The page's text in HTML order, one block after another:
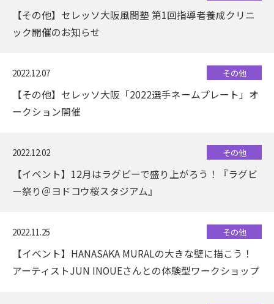
【その他】セレッソ大阪風間塾 第1回指導者養成クリニ
ック開催のお知らせ
2022.12.07 その他
【その他】セレッソ大阪「2022選手ネームプレート」オ
ークション開催
2022.12.02 その他
【イベント】12月はラグビーで盛り上がろう！『ラグビ
ー祭り＠ヨドコウ桜スタジアム』
2022.11.25 その他
【イベント】HANASAKA MURALの大きな壁に描こう！
アーティストJUN INOUEさんとの体験型ワークショップ